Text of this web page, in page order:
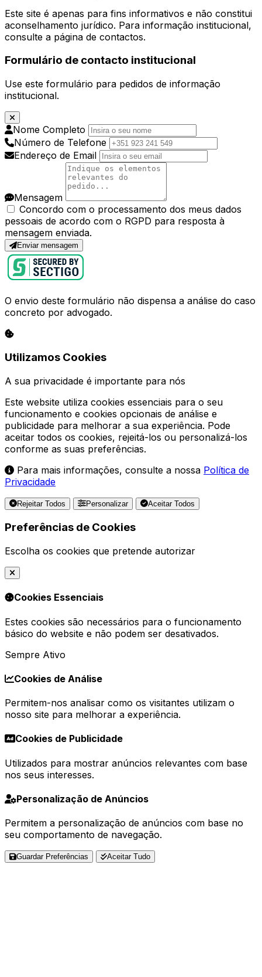
Este site é apenas para fins informativos e não constitui
aconselhamento jurídico. Para informação institucional,
consulte a página de contactos.
Formulário de contacto institucional
Use este formulário para pedidos de informação
institucional.
Nome Completo
Número de Telefone
Endereço de Email
Mensagem
Concordo com o processamento dos meus dados
pessoais de acordo com o RGPD para resposta à
mensagem enviada.
Enviar mensagem
O envio deste formulário não dispensa a análise do caso
concreto por advogado.
Utilizamos Cookies
A sua privacidade é importante para nós
Este website utiliza cookies essenciais para o seu
funcionamento e cookies opcionais de análise e
publicidade para melhorar a sua experiência. Pode
aceitar todos os cookies, rejeitá-los ou personalizá-los
conforme as suas preferências.
Para mais informações, consulte a nossa Política de
Privacidade
Rejeitar Todos Personalizar Aceitar Todos
Preferências de Cookies
Escolha os cookies que pretende autorizar
Cookies Essenciais
Estes cookies são necessários para o funcionamento
básico do website e não podem ser desativados.
Sempre Ativo
Cookies de Análise
Permitem-nos analisar como os visitantes utilizam o
nosso site para melhorar a experiência.
Cookies de Publicidade
Utilizados para mostrar anúncios relevantes com base
nos seus interesses.
Personalização de Anúncios
Permitem a personalização de anúncios com base no
seu comportamento de navegação.
Guardar Preferências Aceitar Tudo